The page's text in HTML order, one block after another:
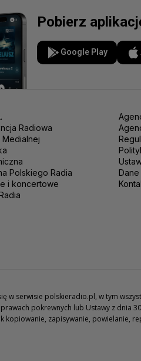
Pobierz
Google Play
Radiowa
Medialnej
Polskiego Radia
i koncertowe
w serwisie polskieradio.pl, w tym
pokrewnych lub Ustawy z dnia
kopiowanie, zapisywanie, powielanie,